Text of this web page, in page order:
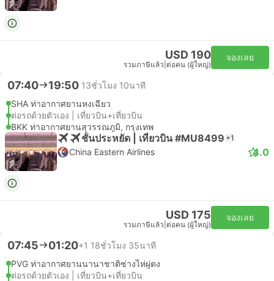
USD 190
รวมภาษีแล้ว ต่อคน (ผู้ใหญ่)
จองเลย
07:40 19:50 13ชั่วโมง 10นาที
SHA ท่าอากาศยานหงเฉียว
ต่อรถด้วยตัวเอง | เที่ยวบิน+เที่ยวบิน
BKK ท่าอากาศยานสุวรรณภูมิ, กรุงเทพ
ชั้นประหยัด | เที่ยวบิน #MU8499 +1
China Eastern Airlines 4.0
USD 175
รวมภาษีแล้ว ต่อคน (ผู้ใหญ่)
จองเลย
07:45 01:20+1 18ชั่วโมง 35นาที
PVG ท่าอากาศยานนานาชาติซ่างไห่ผู่ตง
ต่อรถด้วยตัวเอง | เที่ยวบิน+เที่ยวบิน